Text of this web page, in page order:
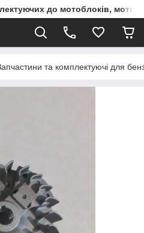
до мотоблоків,
та комплектуючі для